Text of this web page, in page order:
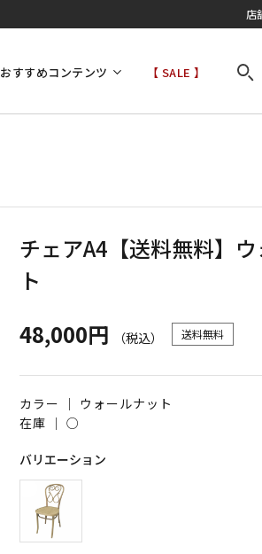
店
おすすめコンテンツ 【 SALE 】
チェアA4【送料無料】
ト
48,000円
（税込） 送料無料
カラー ｜ ウォールナット
在庫 ｜○
バリエーション